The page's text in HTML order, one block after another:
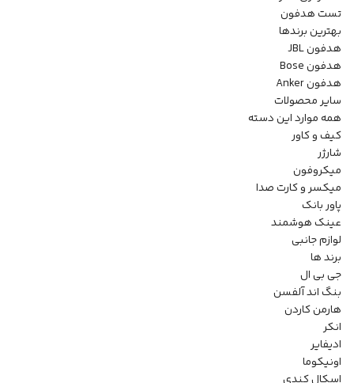
تست هدفون
بهترین برندها
هدفون JBL
هدفون Bose
هدفون Anker
سایر محصولات
همه موارد این دسته
کیف و کاور
شارژر
میکروفون
میکسر و کارت صدا
پاور بانک
عینک هوشمند
لوازم جانبی
برند ها
جی بی ال
بنگ اند آلفسن
هارمن کاردن
انکر
ادیفایر
اونیکوما